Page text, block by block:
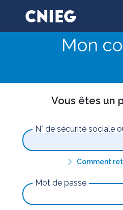
Mon
Vous êtes un
N° de sécurité sociale
Comment
Mot de passe